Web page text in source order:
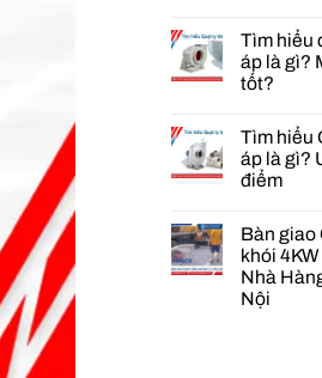
PCCC
cho
dự
án
Quan
Lục
Quân
tại
Sơn
Hà
Nội
bình
luận
ở
Top#3
sưởi
úm
gà
giá
lượng
nên
mua
Tìm hiểu
áp là gì?
tốt?
bình
luận
ở
Tìm
ly
tâm
trung
áp
là
gì?
Tìm hiểu
áp là gì?
điểm
bình
luận
ở
Tìm
hiểu
Quạt
Bàn giao
khói
Nhà
Nội